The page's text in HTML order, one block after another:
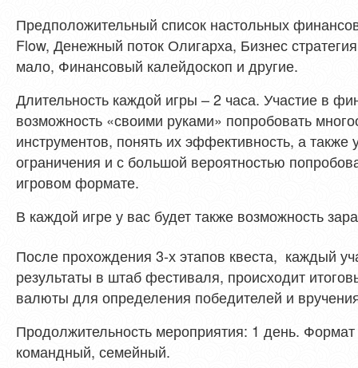
Предположительный список настольных
Flow, Денежный поток Олигарха, Бизнес
мало, Финансовый калейдоскоп и другие.
Длительность каждой игры – 2 часа. Участие в
возможность «своими руками» попробовать
инструментов, понять их эффективность, а также
ограничения и с большой вероятностью
игровом формате.
В каждой игре у вас будет также возможность
После прохождения 3-х этапов квеста, каждый
результаты в штаб фестиваля, происходит
валюты для определения победителей и
Продолжительность мероприятия: 1 день. Формат
командный, семейный.